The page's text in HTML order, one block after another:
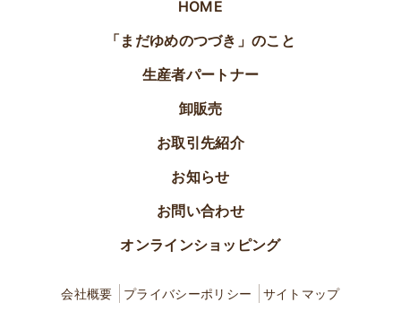
HOME
「まだゆめのつづき」のこと
生産者パートナー
卸販売
お取引先紹介
お知らせ
お問い合わせ
オンラインショッピング
会社概要 プライバシーポリシー サイトマップ